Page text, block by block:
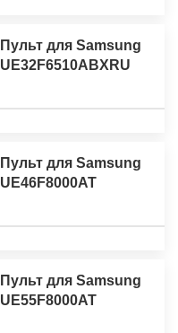
Пульт для Samsung
UE32F6510ABXRU
Пульт для Samsung
UE46F8000AT
Пульт для Samsung
UE55F8000AT